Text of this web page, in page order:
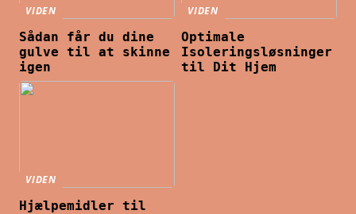
VIDEN
Sådan får du dine
gulve til at skinne
igen
VIDEN
Optimale
Isoleringsløsninger
til Dit Hjem
VIDEN
Hjælpemidler til